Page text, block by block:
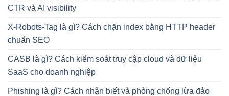
CTR và AI visibility
X-Robots-Tag là gì? Cách chặn index bằng HTTP header
chuẩn SEO
CASB là gì? Cách kiểm soát truy cập cloud và dữ liệu
SaaS cho doanh nghiệp
Phishing là gì? Cách nhận biết và phòng chống lừa đảo